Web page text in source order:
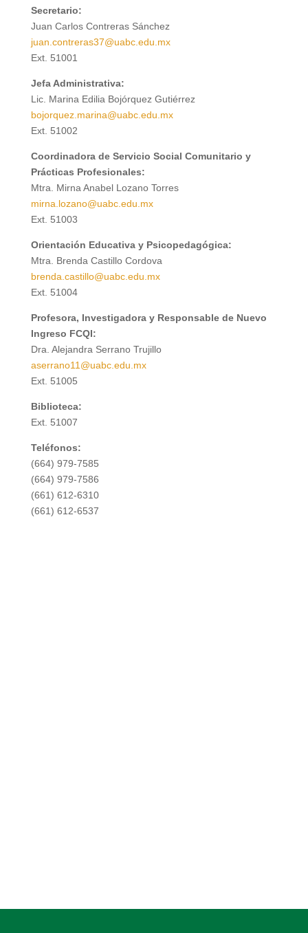
Secretario:
Juan Carlos Contreras Sánchez
juan.contreras37@uabc.edu.mx
Ext. 51001
Jefa Administrativa:
Lic. Marina Edilia Bojórquez Gutiérrez
bojorquez.marina@uabc.edu.mx
Ext. 51002
Coordinadora de Servicio Social Comunitario y
Prácticas Profesionales:
Mtra. Mirna Anabel Lozano Torres
mirna.lozano@uabc.edu.mx
Ext. 51003
Orientación Educativa y Psicopedagógica:
Mtra. Brenda Castillo Cordova
brenda.castillo@uabc.edu.mx
Ext. 51004
Profesora, Investigadora y Responsable de Nuevo
Ingreso FCQI:
Dra. Alejandra Serrano Trujillo
aserrano11@uabc.edu.mx
Ext. 51005
Biblioteca:
Ext. 51007
Teléfonos:
(664) 979-7585
(664) 979-7586
(661) 612-6310
(661) 612-6537